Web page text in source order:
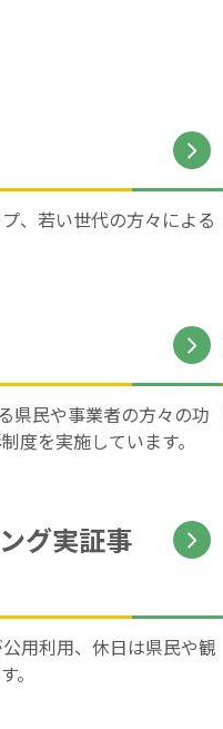
、若い世代の方々による
県民や事業者の方々の功
度を実施しています。
グ実証事
用利用、休日は県民や観
。